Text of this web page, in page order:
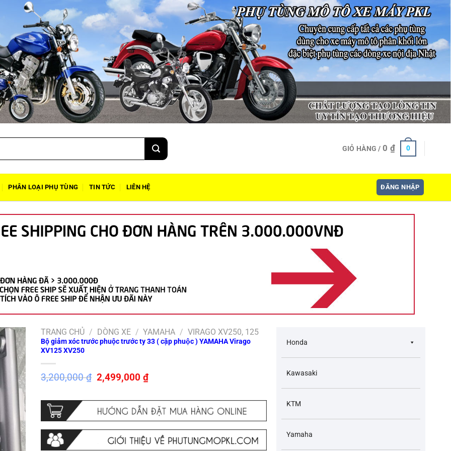
GIỎ HÀNG / 0 ₫ 0
PHÂN LOẠI PHỤ TÙNG TIN TỨC LIÊN HỆ ĐĂNG NHẬP
TRANG CHỦ / DÒNG XE / YAMAHA / VIRAGO XV250, 125
Bộ giảm xóc trước phuộc trước ty 33 ( cặp phuộc ) YAMAHA Virago
XV125 XV250
3,200,000₫ Giá
gốc
3,200,000 ₫.
2,499,000 ₫Giá
hiện
là:
2,499,000 ₫.
Honda
Kawasaki
KTM
Yamaha